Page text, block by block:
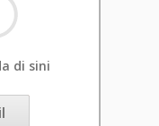
di sini